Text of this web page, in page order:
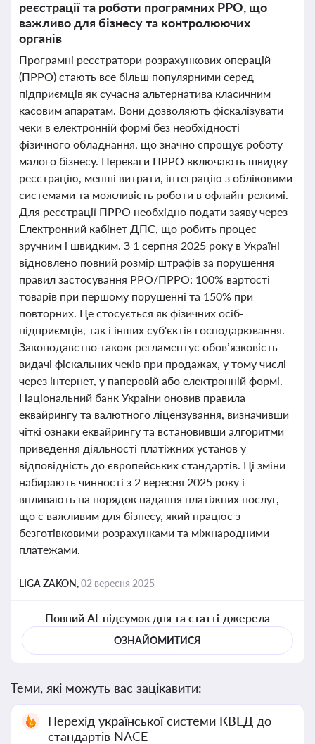
реєстрації та роботи програмних РРО, що
важливо для бізнесу та контролюючих
органів
Програмні реєстратори розрахункових операцій
(ПРРО) стають все більш популярними серед
підприємців як сучасна альтернатива класичним
касовим апаратам. Вони дозволяють фіскалізувати
чеки в електронній формі без необхідності
фізичного обладнання, що значно спрощує роботу
малого бізнесу. Переваги ПРРО включають швидку
реєстрацію, менші витрати, інтеграцію з обліковими
системами та можливість роботи в офлайн-режимі.
Для реєстрації ПРРО необхідно подати заяву через
Електронний кабінет ДПС, що робить процес
зручним і швидким. З 1 серпня 2025 року в Україні
відновлено повний розмір штрафів за порушення
правил застосування РРО/ПРРО: 100% вартості
товарів при першому порушенні та 150% при
повторних. Це стосується як фізичних осіб-
підприємців, так і інших суб'єктів господарювання.
Законодавство також регламентує обов’язковість
видачі фіскальних чеків при продажах, у тому числі
через інтернет, у паперовій або електронній формі.
Національний банк України оновив правила
еквайрингу та валютного ліцензування, визначивши
чіткі ознаки еквайрингу та встановивши алгоритми
приведення діяльності платіжних установ у
відповідність до європейських стандартів. Ці зміни
набирають чинності з 2 вересня 2025 року і
впливають на порядок надання платіжних послуг,
що є важливим для бізнесу, який працює з
безготівковими розрахунками та міжнародними
платежами.
LIGA ZAKON,02 вересня 2025
Повний AI-підсумок дня та статті-джерела
ОЗНАЙОМИТИСЯ
Теми, які можуть вас зацікавити:
Перехід української системи КВЕД до
стандартів NACE